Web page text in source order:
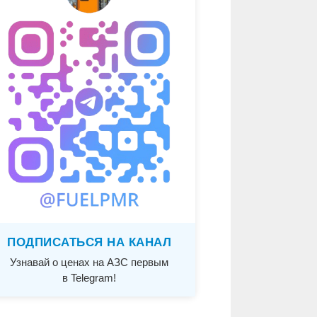
ПОДПИСАТЬСЯ НА КАНАЛ
Узнавай о ценах на АЗС первым
в Telegram!